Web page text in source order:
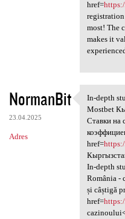
href=
most! The
makes it
NormanBit
23.04.2025
Adres
In-depth
In-depth
Mostbet
Ставки на
href=
In-depth
România -
și câștigă
href=